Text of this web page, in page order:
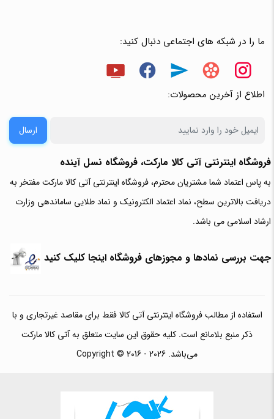
ما را در شبکه های اجتماعی دنبال کنید:
اطلاع از آخرین محصولات:
ارسال
فروشگاه اینترنتی آتی‌ کالا مارکت، فروشگاه نسل آینده
به پاس اعتماد شما مشتریان محترم، فروشگاه اینترنتی آتی کالا مارکت مفتخر به
دریافت بالاترین سطح، نماد اعتماد الکترونیک و نماد طلایی ساماندهی وزارت
ارشاد اسلامی می باشد.
جهت بررسی نمادها و مجوزهای فروشگاه اینجا کلیک کنید
استفاده از مطالب فروشگاه اینترنتی آتی کالا فقط برای مقاصد غیرتجاری و با
ذکر منبع بلامانع است. کلیه حقوق این سایت متعلق به آتی کالا مارکت
می‌باشد. Copyright © 2016 - 2026